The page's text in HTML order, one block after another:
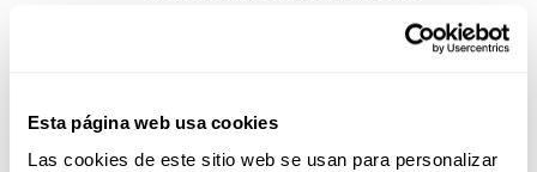
Esta página web usa cookies
Las cookies de este sitio web se usan para personalizar
accesorios, como la